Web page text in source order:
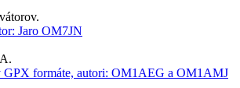
Jaro OM7JN
GPX formáte, autori: OM1AEG a OM1AMJ